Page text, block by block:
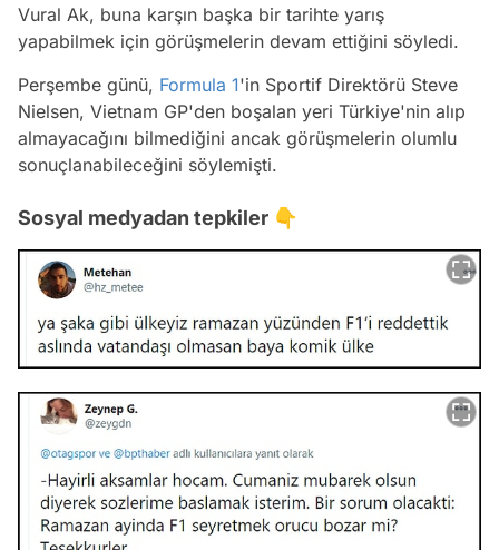
Vural Ak, buna karşın başka bir tarihte yarış
yapabilmek için görüşmelerin devam ettiğini söyledi.
Perşembe günü, Formula 1'in Sportif Direktörü Steve
Nielsen, Vietnam GP'den boşalan yeri Türkiye'nin alıp
almayacağını bilmediğini ancak görüşmelerin olumlu
sonuçlanabileceğini söylemişti.
Sosyal medyadan tepkiler 👇